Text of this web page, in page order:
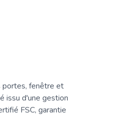
fenêtre et
issu d'une gestion
FSC, garantie